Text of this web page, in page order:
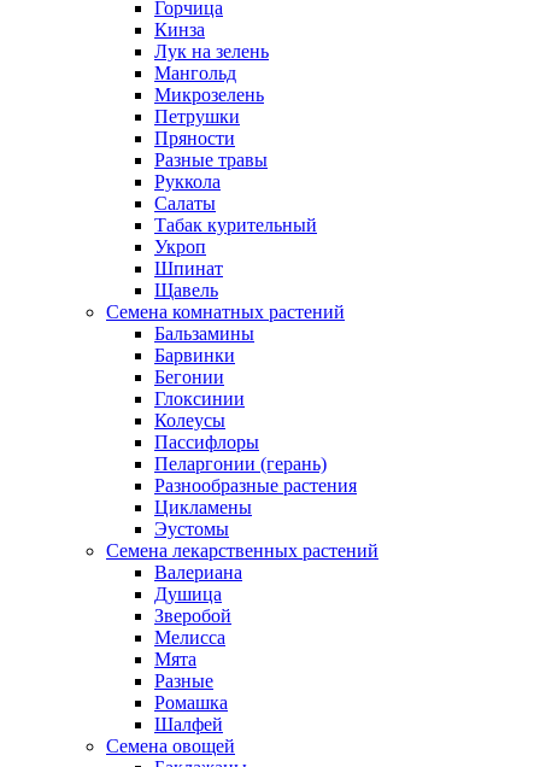
Горчица
Кинза
Лук на зелень
Мангольд
Микрозелень
Петрушки
Пряности
Разные травы
Руккола
Салаты
Табак курительный
Укроп
Шпинат
Щавель
Семена комнатных растений
Бальзамины
Барвинки
Бегонии
Глоксинии
Колеусы
Пассифлоры
Пеларгонии (герань)
Разнообразные растения
Цикламены
Эустомы
Семена лекарственных растений
Валериана
Душица
Зверобой
Мелисса
Мята
Разные
Ромашка
Шалфей
Семена овощей